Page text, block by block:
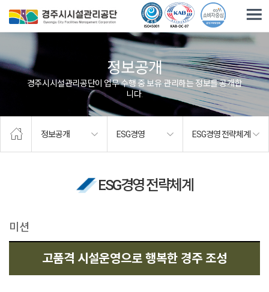
정보공개
경주시시설관리공단이 업무 수행 중 보유·관리하는 정보를 공개합
니다.
정보공개 ESG경영 ESG경영 전략체계
ESG경영 전략체계
미션
고품격 시설운영으로 행복한 경주 조성